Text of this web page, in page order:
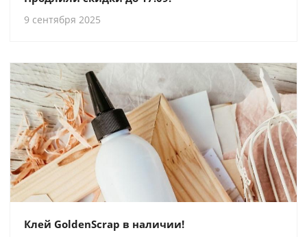
9 сентября 2025
Клей GoldenScrap в наличии!